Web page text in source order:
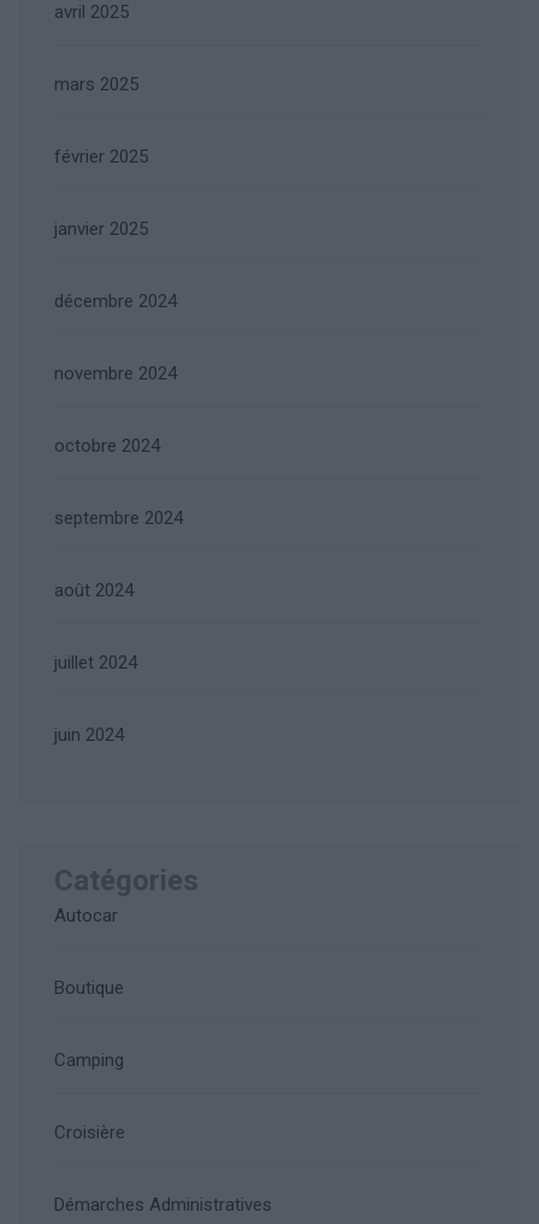
avril 2025
mars 2025
février 2025
janvier 2025
décembre 2024
novembre 2024
octobre 2024
septembre 2024
août 2024
juillet 2024
juin 2024
Catégories
Autocar
Boutique
Camping
Croisière
Démarches Administratives